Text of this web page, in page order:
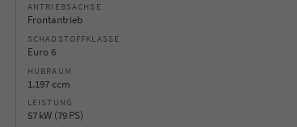
ANTRIEBSACHSE
Frontantrieb
SCHADSTOFFKLASSE
Euro 6
HUBRAUM
1.197 ccm
LEISTUNG
57 kW (79 PS)